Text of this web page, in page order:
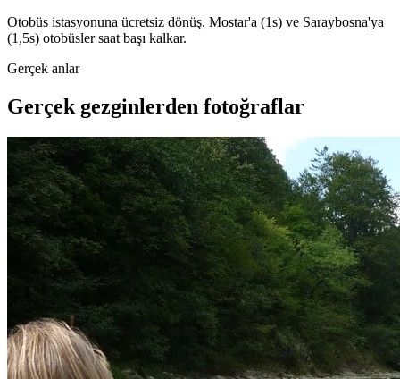
Otobüs istasyonuna ücretsiz dönüş. Mostar'a (1s) ve Saraybosna'ya
(1,5s) otobüsler saat başı kalkar.
Gerçek anlar
Gerçek gezginlerden fotoğraflar